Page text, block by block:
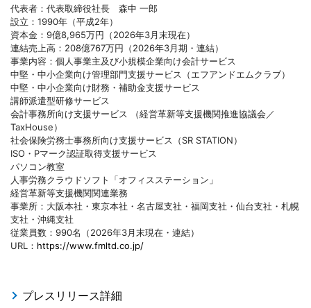
代表者：代表取締役社長 森中 一郎
設立：1990年（平成2年）
資本金：9億8,965万円（2026年3月末現在）
連結売上高：208億767万円（2026年3月期・連結）
事業内容：個人事業主及び小規模企業向け会計サービス
中堅・中小企業向け管理部門支援サービス（エフアンドエムクラブ）
中堅・中小企業向け財務・補助金支援サービス
講師派遣型研修サービス
会計事務所向け支援サービス （経営革新等支援機関推進協議会／
TaxHouse）
社会保険労務士事務所向け支援サービス（SR STATION）
ISO・Pマーク認証取得支援サービス
パソコン教室
人事労務クラウドソフト「オフィスステーション」
経営革新等支援機関関連業務
事業所：大阪本社・東京本社・名古屋支社・福岡支社・仙台支社・札幌
支社・沖縄支社
従業員数：990名（2026年3月末現在・連結）
URL： https://www.fmltd.co.jp/
プレスリリース詳細